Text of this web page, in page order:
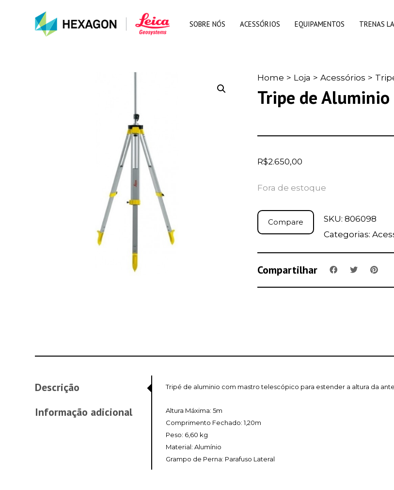
SOBRE NÓS ACESSÓRIOS EQUIPAMENTOS TRENAS
Home > Loja > Acessórios >
Tripe de Aluminio
R$2.650,00
Fora de estoque
Compare SKU: 806098
Categorias:
Compartilhar
Descrição
Informação adicional
Tripé de aluminio com mastro telescópico para estender a altura da
Altura Máxima: 5m
Comprimento Fechado: 1,20m
Peso: 6,60 kg
Material: Alumínio
Grampo de Perna: Parafuso Lateral